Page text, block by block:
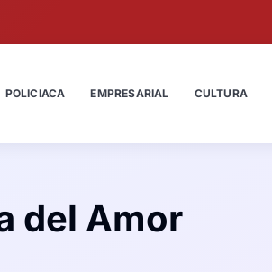
POLICIACA EMPRESARIAL CULTURA
del Amor